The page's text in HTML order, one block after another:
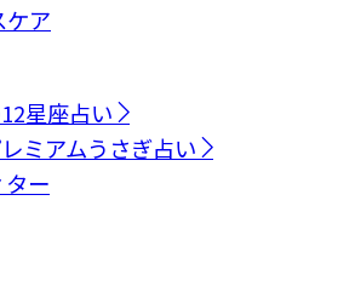
ケア
星座占い
ミアムうさぎ占い
ー